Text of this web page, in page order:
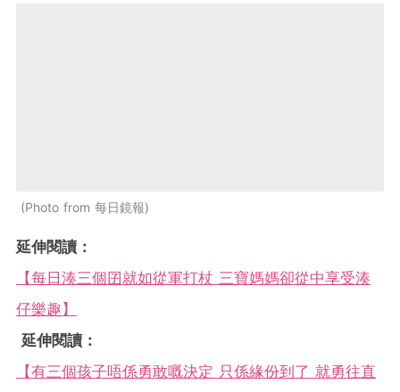
Photo from 每日鏡報
延伸閱讀：
【每日湊三個囝就如從軍打杖 三寶媽媽卻從中享受湊
仔樂趣】
延伸閱讀：
【有三個孩子唔係勇敢嘅決定 只係緣份到了 就勇往直